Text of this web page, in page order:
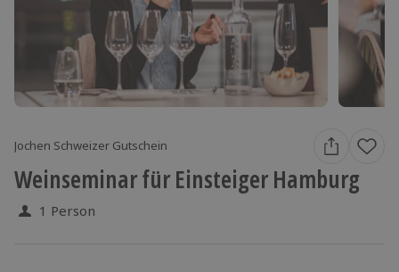
Jochen Schweizer Gutschein
Weinseminar für Einsteiger Hamburg
1 Person